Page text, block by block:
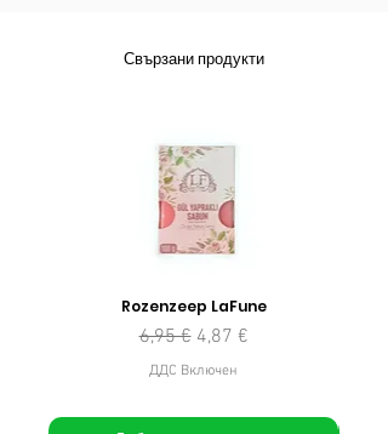
Свързани продукти
Rozenzeep LaFune
Редовна цена
6,95 € Продажна цена
4,87 €
ДДС Включен